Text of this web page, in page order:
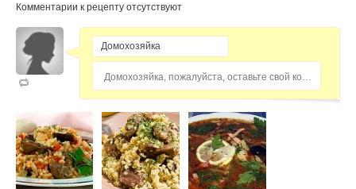
Комментарии к рецепту отсутствуют